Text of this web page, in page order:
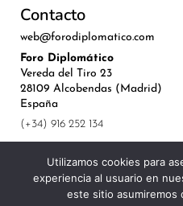
Contacto
web@forodiplomatico.com
Foro Diplomático
Vereda del Tiro 23
28109 Alcobendas (Madrid)
España
(+34) 916 252 134
Utilizamos cookies para
experiencia al usuario en
este sitio asumiremos